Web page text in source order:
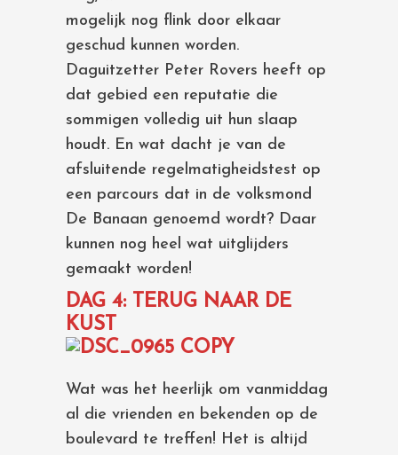
mogelijk nog flink door elkaar
geschud kunnen worden.
Daguitzetter Peter Rovers heeft op
dat gebied een reputatie die
sommigen volledig uit hun slaap
houdt. En wat dacht je van de
afsluitende regelmatigheidstest op
een parcours dat in de volksmond
De Banaan genoemd wordt? Daar
kunnen nog heel wat uitglijders
gemaakt worden!
DAG 4: TERUG NAAR DE
KUST
Wat was het heerlijk om vanmiddag
al die vrienden en bekenden op de
boulevard te treffen! Het is altijd